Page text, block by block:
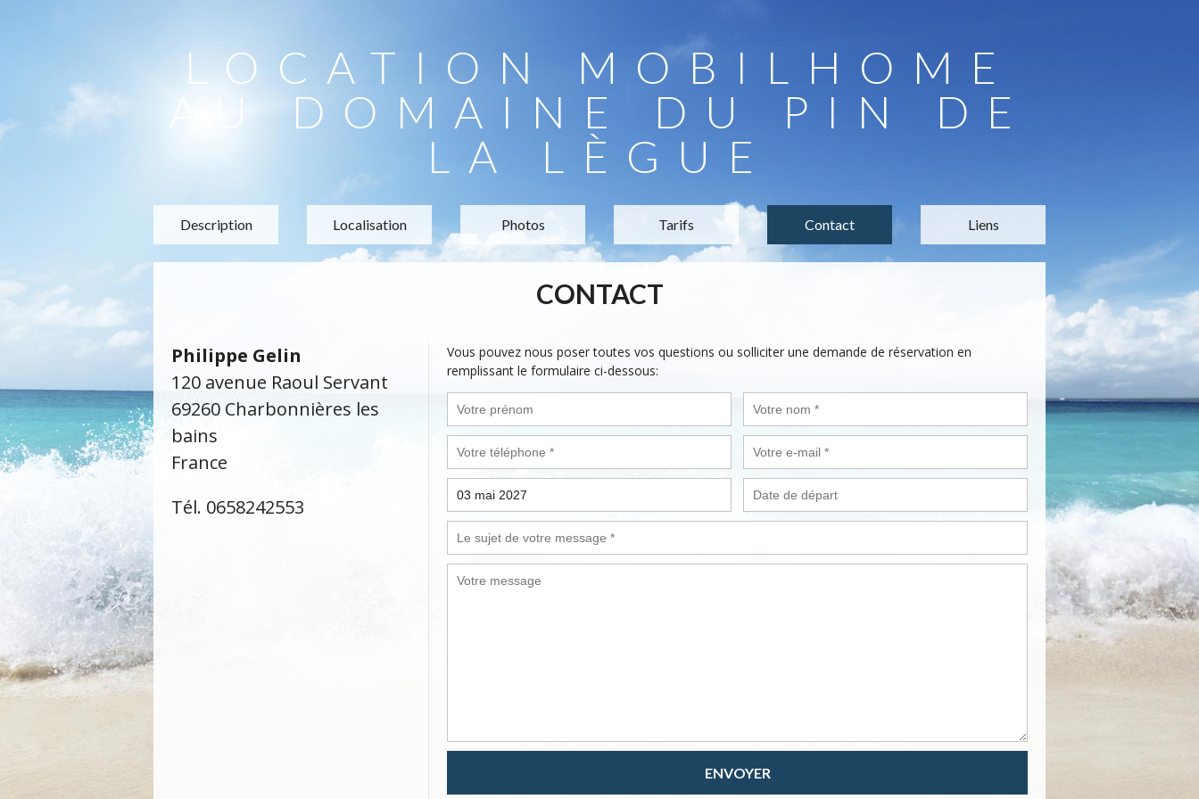
LOCATION MOBILHOME
AU DOMAINE DU PIN DE
LA LÈGUE
Description Localisation Photos Tarifs Contact Liens
CONTACT
Philippe Gelin
120 avenue Raoul Servant
69260 Charbonnières les
bains
France
Tél. 0658242553
Vous pouvez nous poser toutes vos questions ou solliciter une demande de réservation en
remplissant le formulaire ci-dessous:
ENVOYER